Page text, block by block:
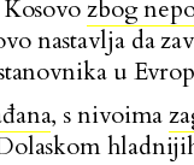
zbog
nastavlja da
u
, s nivoima